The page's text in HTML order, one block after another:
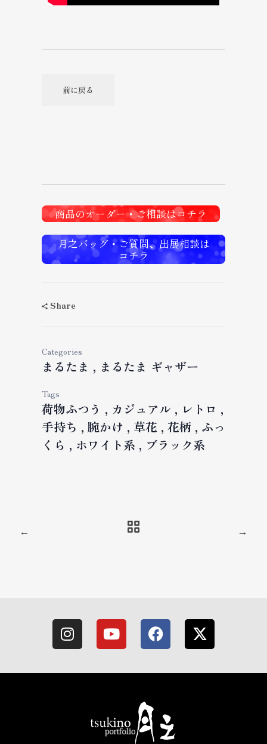
商品のオーダー・ご相談はコチラ
月之バッグ・ご質問、出展相談は
コチラ
Share
Categories
まるたま まるたま ギャザー
Tags
荷物ふつう カジュアル
レトロ
手持ち
腕かけ 草花 花柄
ふっ
くら
ホワイト系 ブラック系